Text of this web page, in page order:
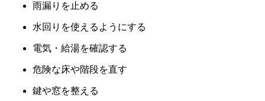
雨漏りを止める
水回りを使えるようにする
電気・給湯を確認する
危険な床や階段を直す
鍵や窓を整える